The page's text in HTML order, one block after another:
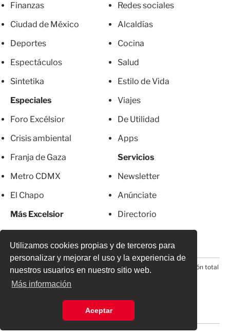
Utilizamos cookies propias y de terceros para
personalizar y mejorar el uso y la experiencia de
nuestros usuarios en nuestro sitio web.
Más información
Aceptar
Finanzas
Ciudad de México
Deportes
Espectáculos
Sintetika
Especiales
Foro Excélsior
Crisis ambiental
Franja de Gaza
Metro CDMX
El Chapo
Más Excelsior
Redes sociales
Alcaldías
Cocina
Salud
Estilo de Vida
Viajes
De Utilidad
Apps
Servicios
Newsletter
Anúnciate
Directorio
© 2026 Todos los derechos reservados. Prohibida la reproducción total
o parcial, incluyendo cualquier medio electrónico*